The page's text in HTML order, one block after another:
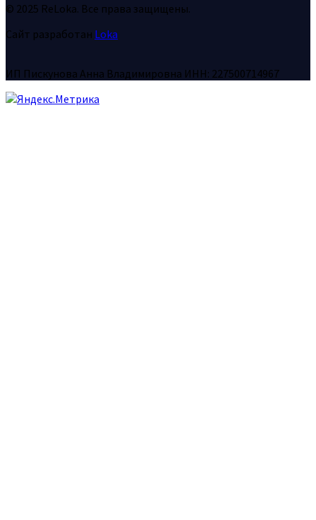
© 2025 ReLoka. Все права защищены.
Сайт разработан Loka
ИП Пискунова Анна Владимировна ИНН: 227500714967